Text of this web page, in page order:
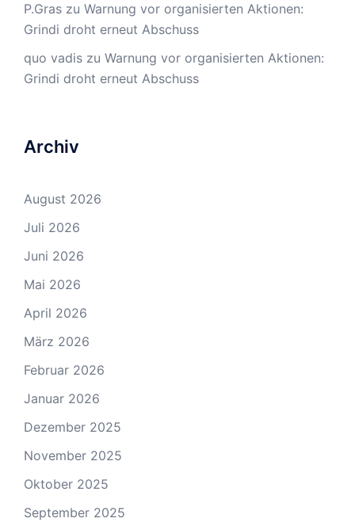
P.Gras zu Warnung vor organisierten Aktionen:
Grindi droht erneut Abschuss
quo vadis zu Warnung vor organisierten Aktionen:
Grindi droht erneut Abschuss
Archiv
August 2026
Juli 2026
Juni 2026
Mai 2026
April 2026
März 2026
Februar 2026
Januar 2026
Dezember 2025
November 2025
Oktober 2025
September 2025